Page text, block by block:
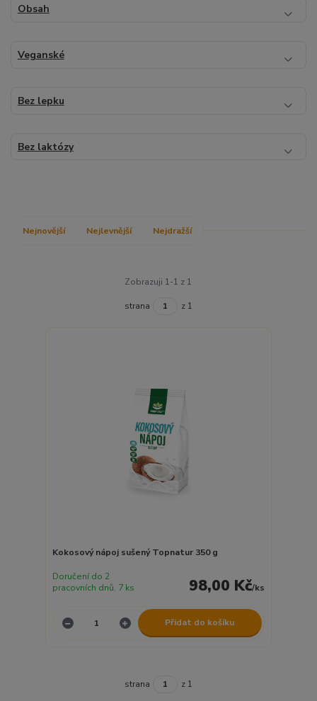
Obsah
Veganské
Bez lepku
Bez laktózy
Nejnovější Nejlevnější Nejdražší
Zobrazuji 1-1 z 1
strana z 1
Kokosový nápoj sušený Topnatur 350 g
98,00 Kč/ks
Doručení do 2
pracovních dnů. 7 ks
Přidat do košíku
strana z 1